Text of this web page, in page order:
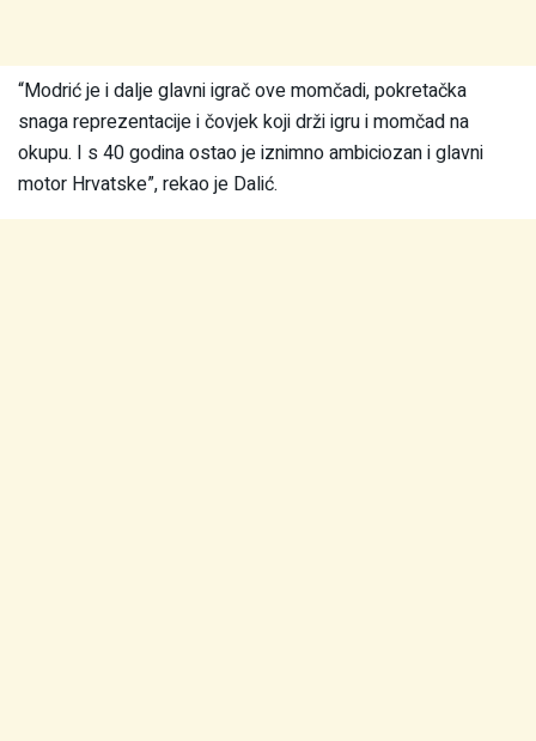
“Modrić je i dalje glavni igrač ove momčadi, pokretačka
snaga reprezentacije i čovjek koji drži igru i momčad na
okupu. I s 40 godina ostao je iznimno ambiciozan i glavni
motor Hrvatske”, rekao je Dalić.